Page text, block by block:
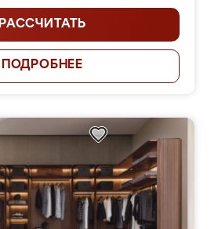
РАССЧИТАТЬ
ПОДРОБНЕЕ